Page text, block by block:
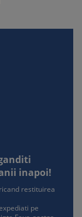
inapoi!
restituirea
pe